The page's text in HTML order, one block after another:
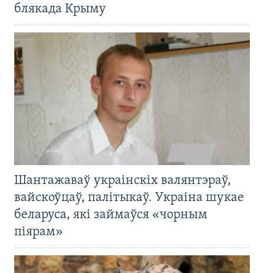
блякада Крыму
Шантажаваў украінскіх валянтэраў,
вайскоўцаў, палітыкаў. Украіна шукае
беларуса, які займаўся «чорным
піярам»